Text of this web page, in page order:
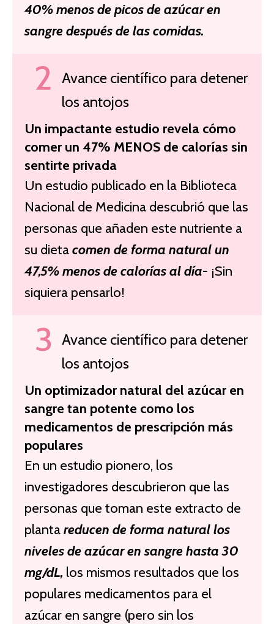
40% menos de picos de azúcar en
sangre después de las comidas.
Avance científico para detener
los antojos
Un impactante estudio revela cómo
comer un 47% MENOS de calorías sin
sentirte privada
Un estudio publicado en la Biblioteca
Nacional de Medicina descubrió que las
personas que añaden este nutriente a
su dietacomen de forma natural un
47,5% menos de calorías al día- ¡Sin
siquiera pensarlo!
Avance científico para detener
los antojos
Un optimizador natural del azúcar en
sangre tan potente como los
medicamentos de prescripción más
populares
En un estudio pionero, los
investigadores descubrieron que las
personas que toman este extracto de
plantareducen de forma natural los
niveles de azúcar en sangre hasta 30
mg/dL, los mismos resultados que los
populares medicamentos para el
azúcar en sangre (pero sin los